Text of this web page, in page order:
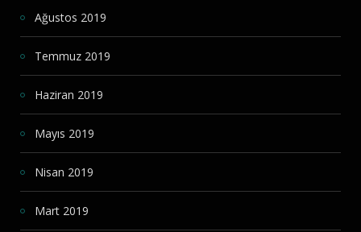
Ağustos 2019
Temmuz 2019
Haziran 2019
Mayıs 2019
Nisan 2019
Mart 2019